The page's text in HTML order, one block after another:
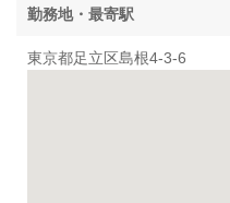
勤務地・最寄駅
東京都足立区島根4-3-6